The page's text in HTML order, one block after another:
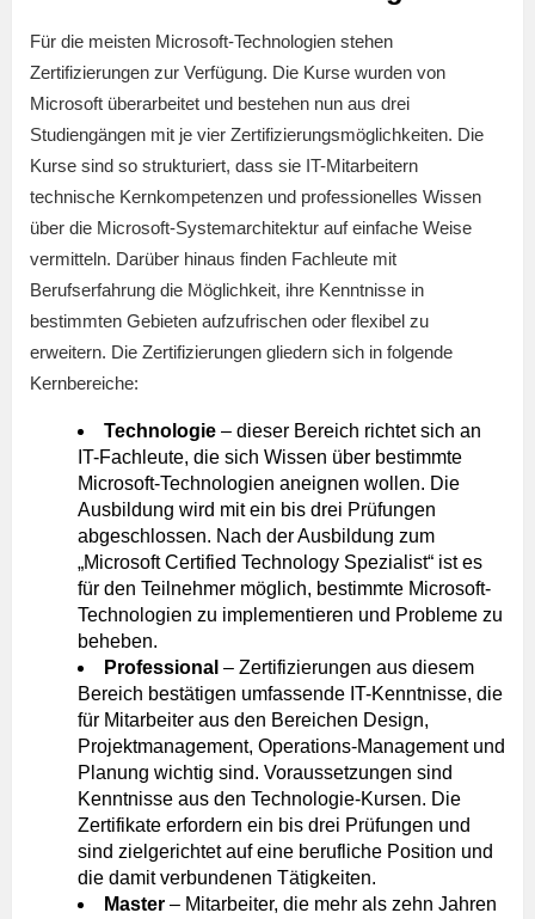
Für die meisten Microsoft-Technologien stehen
Zertifizierungen zur Verfügung. Die Kurse wurden von
Microsoft überarbeitet und bestehen nun aus drei
Studiengängen mit je vier Zertifizierungsmöglichkeiten. Die
Kurse sind so strukturiert, dass sie IT-Mitarbeitern
technische Kernkompetenzen und professionelles Wissen
über die Microsoft-Systemarchitektur auf einfache Weise
vermitteln. Darüber hinaus finden Fachleute mit
Berufserfahrung die Möglichkeit, ihre Kenntnisse in
bestimmten Gebieten aufzufrischen oder flexibel zu
erweitern. Die Zertifizierungen gliedern sich in folgende
Kernbereiche:
Technologie – dieser Bereich richtet sich an
IT-Fachleute, die sich Wissen über bestimmte
Microsoft-Technologien aneignen wollen. Die
Ausbildung wird mit ein bis drei Prüfungen
abgeschlossen. Nach der Ausbildung zum
„Microsoft Certified Technology Spezialist“ ist es
für den Teilnehmer möglich, bestimmte Microsoft-
Technologien zu implementieren und Probleme zu
beheben.
Professional – Zertifizierungen aus diesem
Bereich bestätigen umfassende IT-Kenntnisse, die
für Mitarbeiter aus den Bereichen Design,
Projektmanagement, Operations-Management und
Planung wichtig sind. Voraussetzungen sind
Kenntnisse aus den Technologie-Kursen. Die
Zertifikate erfordern ein bis drei Prüfungen und
sind zielgerichtet auf eine berufliche Position und
die damit verbundenen Tätigkeiten.
Master – Mitarbeiter, die mehr als zehn Jahren